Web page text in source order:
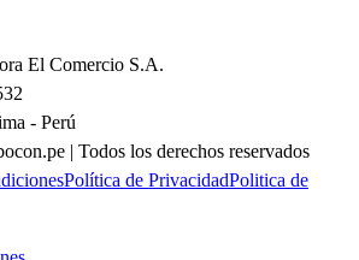
El Comercio S.A.
- Perú
| Todos los derechos reservados
Política de PrivacidadPolitica de